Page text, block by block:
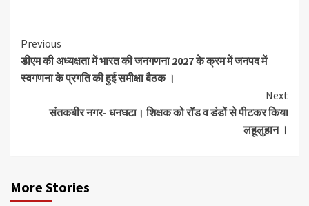
Continue
Reading
Previous
डीएम की अध्यक्षता में भारत की जनगणना 2027 के क्रम में जनपद में
स्वगणना के प्रगति की हुई समीक्षा बैठक ।
Next
संतकबीर नगर- धनघटा। शिक्षक को रॉड व डंडों से पीटकर किया
लहूलुहान ।
More Stories